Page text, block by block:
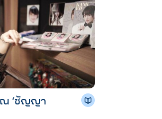
ณ ‘ชัญญา